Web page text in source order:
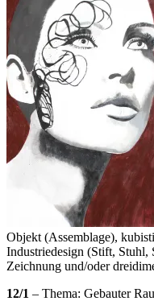
Objekt (Assemblage),
Industriedesign (Stift, Stuhl,
Zeichnung und/oder
12/1 – Thema: Gebauter